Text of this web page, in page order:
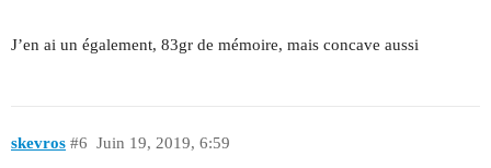
J’en ai un également, 83gr de mémoire, mais concave aussi
skevros Juin 19, 2019, 6:59
#6